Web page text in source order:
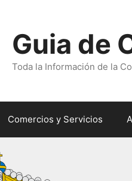
Guia de
Toda la Información de la
Comercios y Servicios